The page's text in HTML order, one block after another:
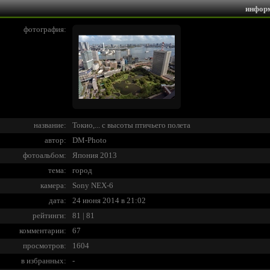
фотография:
название:
Токио,... с высоты птичьего полета
автор:
DM-Photo
фотоальбом:
Япония 2013
тема:
город
камера:
Sony NEX-6
дата:
24 июня 2014 в 21:02
рейтинги:
81 | 81
комментарии:
67
просмотров:
1604
в избранных:
-